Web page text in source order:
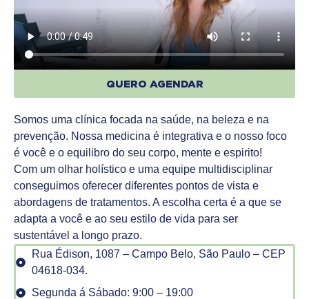
QUERO AGENDAR
Somos uma clínica focada na saúde, na beleza e na
prevenção. Nossa medicina é integrativa e o nosso foco
é você e o equilibro do seu corpo, mente e espirito!
Com um olhar holístico e uma equipe multidisciplinar
conseguimos oferecer diferentes pontos de vista e
abordagens de tratamentos. A escolha certa é a que se
adapta a você e ao seu estilo de vida para ser
sustentável a longo prazo.
Rua Édison, 1087 – Campo Belo, São Paulo – CEP
04618-034.
Segunda á Sábado: 9:00 – 19:00